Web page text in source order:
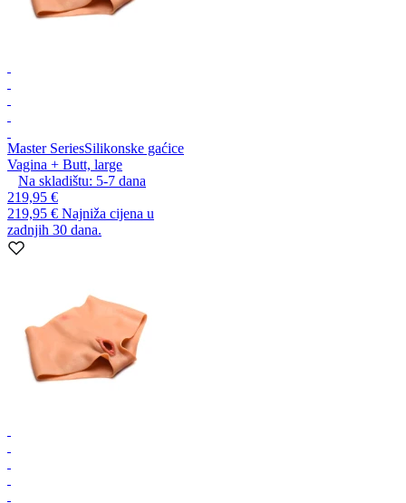
Master SeriesSilikonske gaćice
Vagina + Butt, large
Na skladištu: 5-7 dana
219,95 €
219,95 € Najniža cijena u
zadnjih 30 dana.